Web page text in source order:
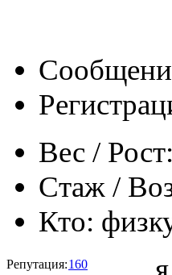
Вес / Рост:
Стаж /
Кто:
Репутация:160